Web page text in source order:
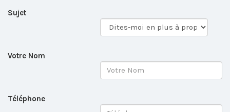
Sujet
Votre Nom
Téléphone